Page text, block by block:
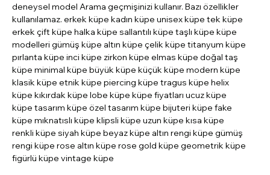
deneysel model Arama geçmişinizi kullanır. Bazı özellikler
kullanılamaz. erkek küpe kadın küpe unisex küpe tek küpe
erkek çift küpe halka küpe sallantılı küpe taşlı küpe küpe
modelleri gümüş küpe altın küpe çelik küpe titanyum küpe
pırlanta küpe inci küpe zirkon küpe elmas küpe doğal taş
küpe minimal küpe büyük küpe küçük küpe modern küpe
klasik küpe etnik küpe piercing küpe tragus küpe helix
küpe kıkırdak küpe lobe küpe küpe fiyatları ucuz küpe
küpe tasarım küpe özel tasarım küpe bijuteri küpe fake
küpe mıknatıslı küpe klipsli küpe uzun küpe kısa küpe
renkli küpe siyah küpe beyaz küpe altın rengi küpe gümüş
rengi küpe rose altın küpe rose gold küpe geometrik küpe
figürlü küpe vintage küpe